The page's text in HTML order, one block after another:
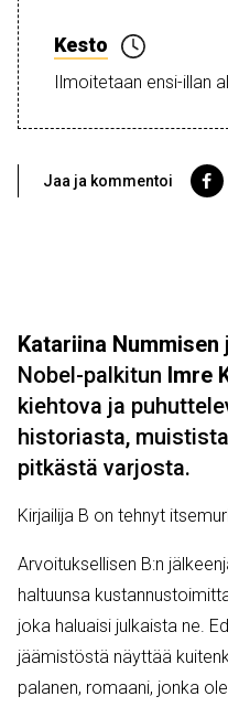
Kesto
Ilmoitetaan ensi-illan
Jaa ja kommentoi
Jaa
Katariina Nummisen
Nobel-palkitun Imre
kiehtova ja
historiasta,
pitkästä varjosta.
Kirjailija B on tehnyt
Arvoituksellisen B:n
haltuunsa
joka haluaisi julkaista ne.
jäämistöstä näyttää
palanen, romaani, jonka